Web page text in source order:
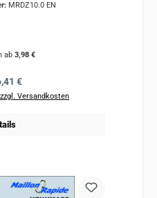
MRDZ10.0 EN
ab 3,98 €
Preis:
€
Versandkosten